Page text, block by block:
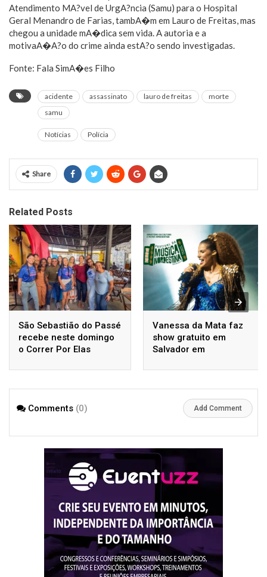
Atendimento MA?vel de UrgA?ncia (Samu) para o Hospital
Geral Menandro de Farias, tambA�m em Lauro de Freitas, mas
chegou a unidade mA�dica sem vida. A autoria e a
motivaA�A?o do crime ainda estA?o sendo investigadas.
Fonte: Fala SimA�es Filho
acidente assassinato lauro de freitas
morte
samu
Notícias Polícia
Share
Related Posts
São Sebastião do Passé
recebe neste domingo
o Correr Por Elas
Vanessa da Mata faz
show gratuito em
Salvador em
Gonzaga
Comments (0) Add Comment